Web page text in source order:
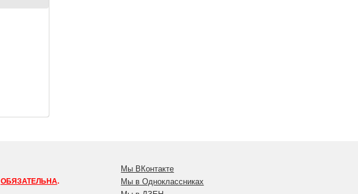
ОБЯЗАТЕЛЬНА.
Мы ВКонтакте
Мы в Одноклассниках